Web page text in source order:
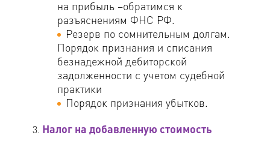
на прибыль –обратимся к
разъяснениям ФНС РФ.
Резерв по сомнительным долгам.
Порядок признания и списания
безнадежной дебиторской
задолженности с учетом судебной
практики
Порядок признания убытков.
Налог на добавленную стоимость